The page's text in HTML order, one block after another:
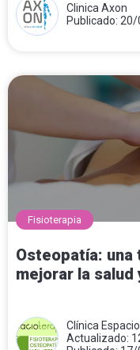
Clinica Axon
Publicado:
Fisioterapia
Osteopatía: una
mejorar la
Clínica
Actualizado: